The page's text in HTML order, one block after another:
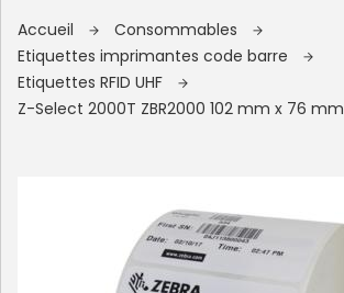
Accueil
Consommables
Etiquettes imprimantes code barre
Etiquettes RFID UHF
Z-Select 2000T ZBR2000 102 mm x 76 mm